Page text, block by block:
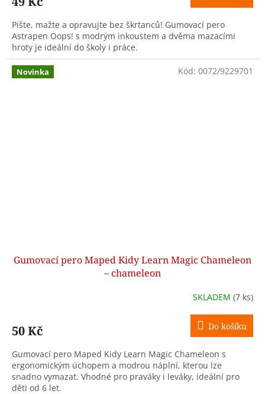
Pište, mažte a opravujte bez škrtanců! Gumovací pero
Astrapen Oops! s modrým inkoustem a dvěma mazacími
hroty je ideální do školy i práce.
Novinka
Gumovací pero Maped Kidy Learn Magic Chameleon
– chameleon
SKLADEM (7 ks)
50 Kč Do košíku
Gumovací pero Maped Kidy Learn Magic Chameleon s
ergonomickým úchopem a modrou náplní, kterou lze
snadno vymazat. Vhodné pro praváky i leváky, ideální pro
děti od 6 let.
Kód: 0072/9229701